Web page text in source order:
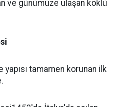
yapısı tamamen korunan ilk